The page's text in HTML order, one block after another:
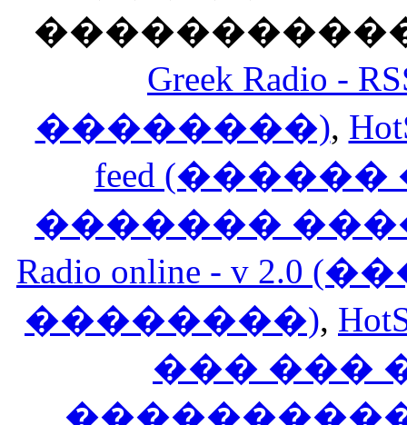
Greek Radio
��������),
feed
�������
Radio online - v
��������),
��� ���